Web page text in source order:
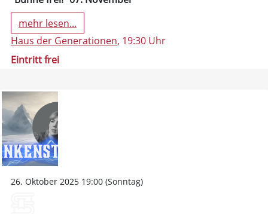
mehr lesen...
Haus der Generationen, 19:30 Uhr
Eintritt frei
26. Oktober 2025 19:00 (Sonntag)